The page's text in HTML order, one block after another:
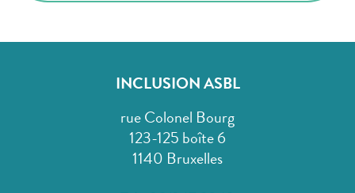
INCLUSION ASBL
rue Colonel Bourg
123-125 boîte 6
1140 Bruxelles